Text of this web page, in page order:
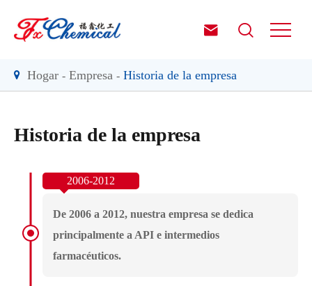
 
Hogar Empresa Historia de la empresa
Historia de la empresa
De 2006 a 2012, nuestra empresa se dedica
principalmente a API e intermedios
farmacéuticos.